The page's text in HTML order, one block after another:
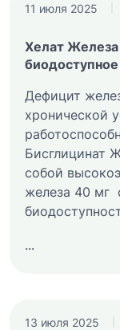
11 июля 2025
Хелат Железа
Дефицит
хронической
Бисглицинат
собой
железа 40 мг
...
13 июля 2025